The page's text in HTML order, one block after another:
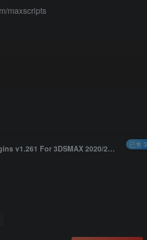
maxscripts
该扫描多少个文件夹以尝试找到该文
3DSMAX插件合集 SiNi Software Plugins v1.261 For 3DSMAX 2020/2023/2024 破解版 已售 3